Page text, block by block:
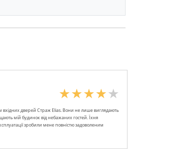
вхідних дверей Страж Elias. Вони не лише виглядають
мій будинок від небажаних гостей. Їхня
зробили мене повністю задоволеним